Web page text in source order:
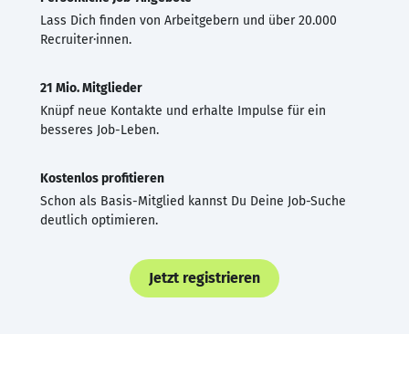
Lass Dich finden von Arbeitgebern und über 20.000
Recruiter·innen.
21 Mio. Mitglieder
Knüpf neue Kontakte und erhalte Impulse für ein
besseres Job-Leben.
Kostenlos profitieren
Schon als Basis-Mitglied kannst Du Deine Job-Suche
deutlich optimieren.
Jetzt registrieren